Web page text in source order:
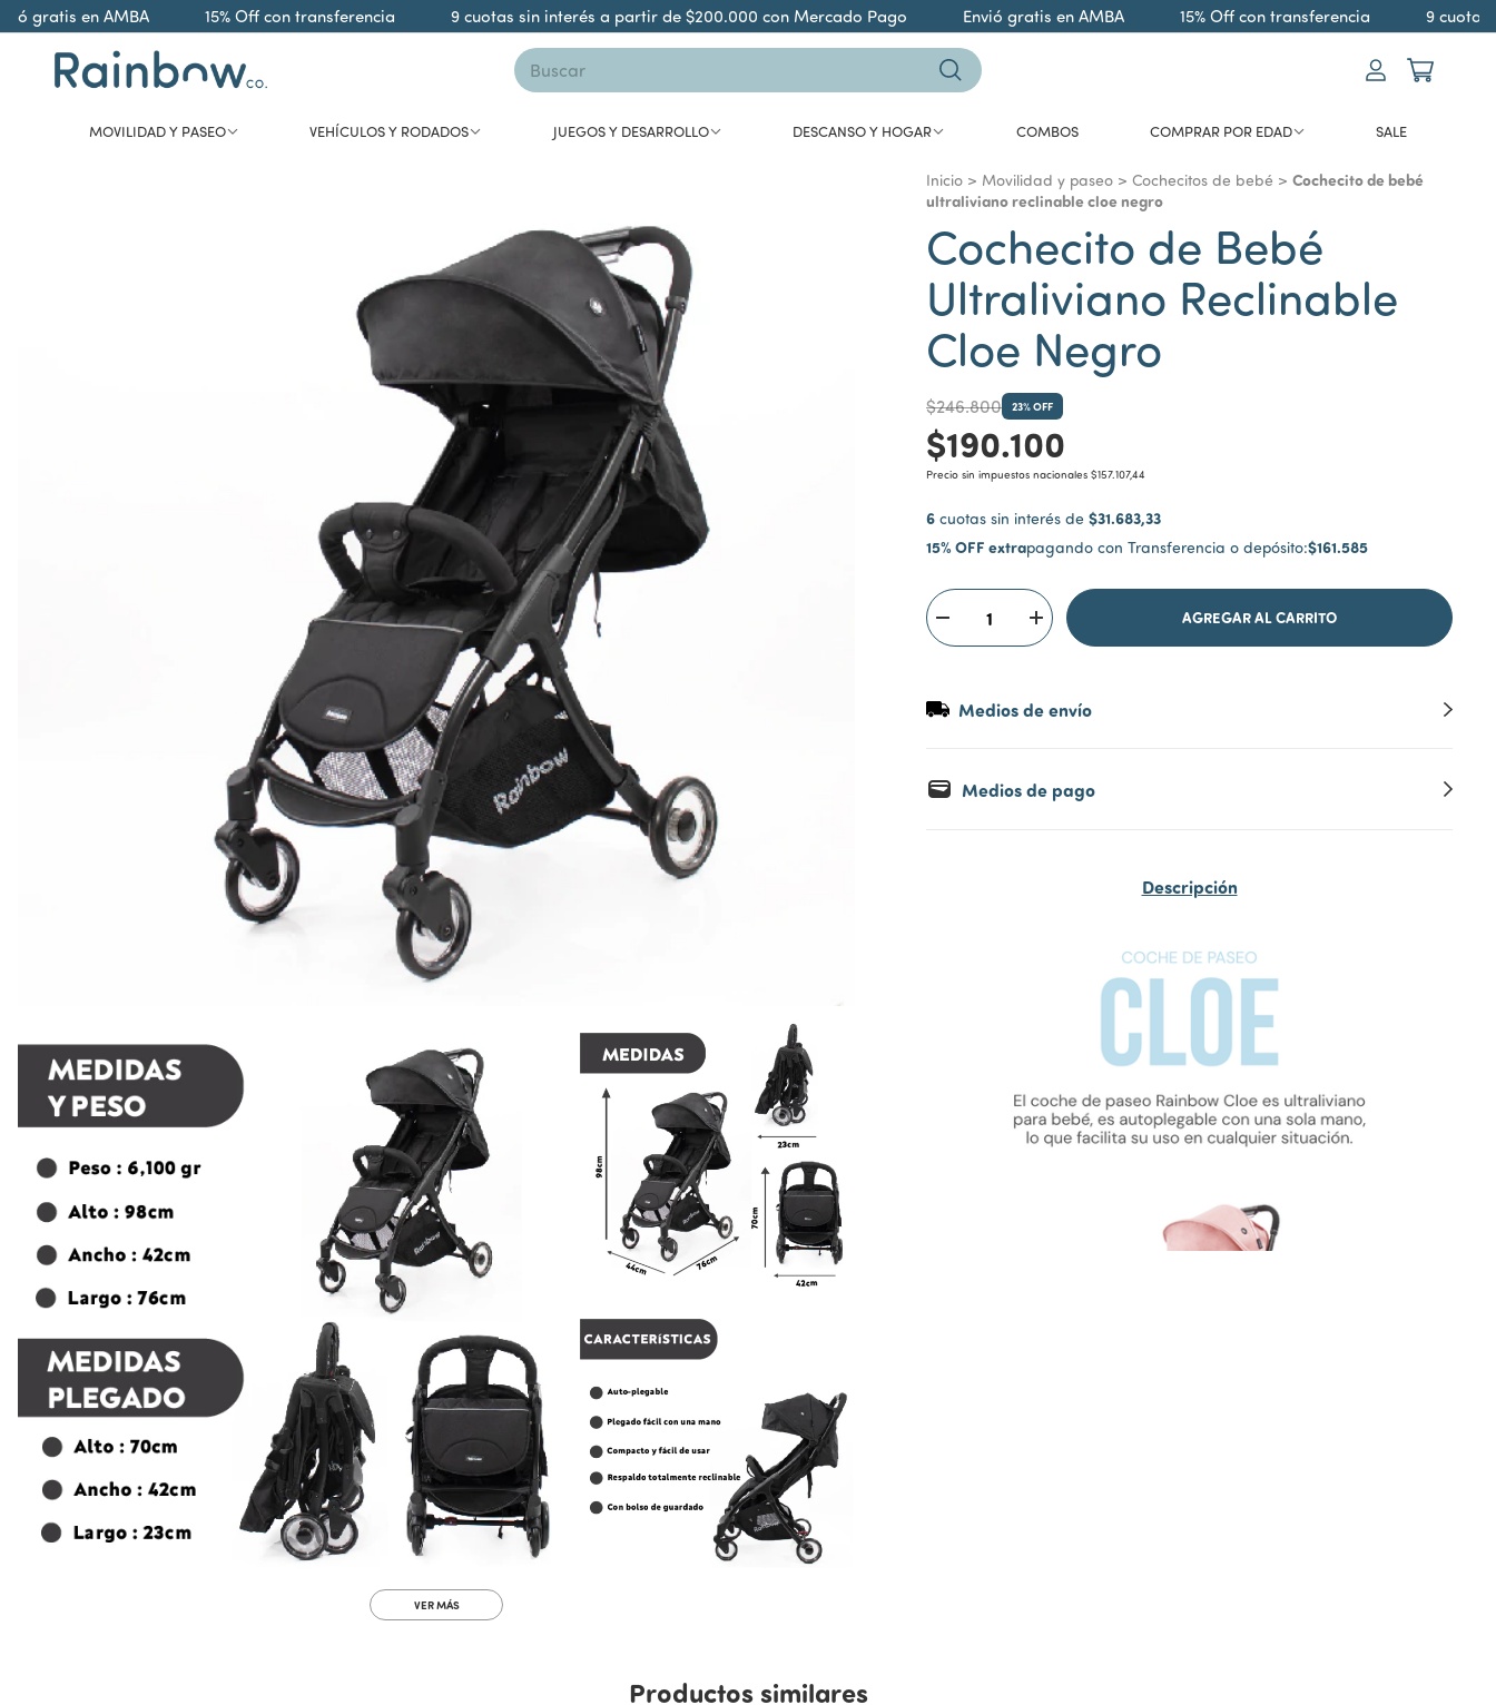
gratis en AMBA 15% Off con transferencia 9 cuotas sin interés a partir de $200.000 con Mercado Pago Envió gratis en AMBA 15% Off con transferencia 9 cuotas
MOVILIDAD Y PASEO VEHÍCULOS Y RODADOS JUEGOS Y DESARROLLO DESCANSO Y HOGAR COMBOS COMPRAR POR EDAD SALE
VER MÁS
Inicio > Movilidad y paseo > Cochecitos de bebé > Cochecito de bebé
ultraliviano reclinable cloe negro
Cochecito de Bebé
Ultraliviano Reclinable
Cloe Negro
$246.800 23% OFF
$190.100
Precio sin impuestos nacionales $157.107,44
6 cuotas sin interés de $31.683,33
15% OFF extrapagando con Transferencia o depósito:$161.585
Medios de envío
Medios de pago
Descripción
Productos similares